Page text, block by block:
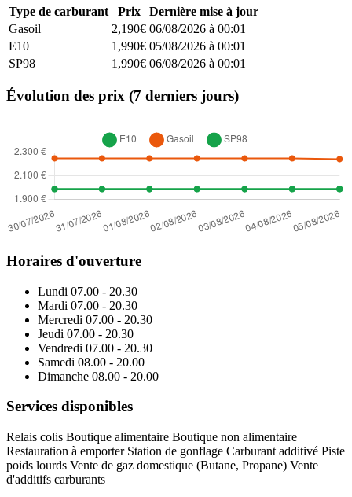
Type de carburant Prix
Dernière mise à jour
Gasoil
2,190€ 06/08/2026 à 00:01
E10
1,990€ 05/08/2026 à 00:01
SP98
1,990€ 06/08/2026 à 00:01
Évolution des prix (7 derniers jours)
Horaires d'ouverture
Lundi 07.00 - 20.30
Mardi 07.00 - 20.30
Mercredi 07.00 - 20.30
Jeudi 07.00 - 20.30
Vendredi 07.00 - 20.30
Samedi 08.00 - 20.00
Dimanche 08.00 - 20.00
Services disponibles
Relais colis Boutique alimentaire Boutique non alimentaire
Restauration à emporter Station de gonflage Carburant additivé Piste
poids lourds Vente de gaz domestique (Butane, Propane) Vente
d'additifs carburants